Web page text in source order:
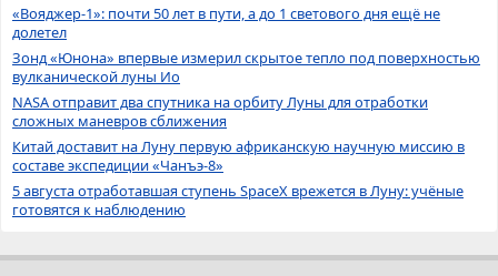
«Вояджер-1»: почти 50 лет в пути, а до 1 светового дня ещё не
долетел
Зонд «Юнона» впервые измерил скрытое тепло под поверхностью
вулканической луны Ио
NASA отправит два спутника на орбиту Луны для отработки
сложных маневров сближения
Китай доставит на Луну первую африканскую научную миссию в
составе экспедиции «Чанъэ-8»
5 августа отработавшая ступень SpaceX врежется в Луну: учёные
готовятся к наблюдению